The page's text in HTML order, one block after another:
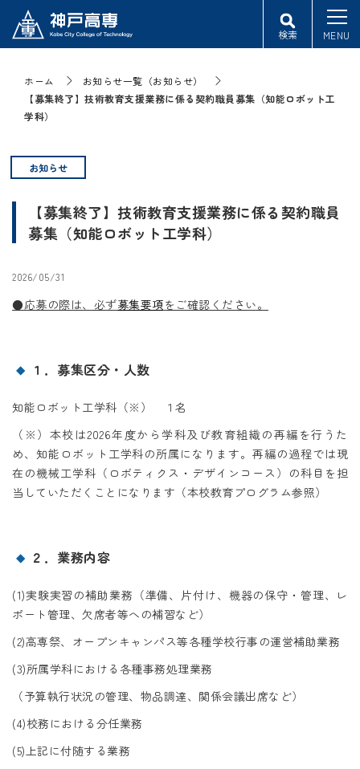
検索 MENU
ホーム
お知らせ一覧（お知らせ）
【募集終了】技術教育支援業務に係る契約職員募集（知能ロボット工
学科）
【募集終了】技術教育支援業務に係る契約職員
募集（知能ロボット工学科）
お知らせ
2026/05/31
●応募の際は、必ず募集要項をご確認ください。
１．募集区分・人数
知能ロボット工学科（※） １名
（※）本校は2026年度から学科及び教育組織の再編を行うた
め、知能ロボット工学科の所属になります。再編の過程では現
在の機械工学科（ロボティクス・デザインコース）の科目を担
当していただくことになります（本校教育プログラム参照）
２．業務内容
(1)実験実習の補助業務（準備、片付け、機器の保守・管理、レ
ポート管理、欠席者等への補習など）
(2)高専祭、オープンキャンパス等各種学校行事の運営補助業務
(3)所属学科における各種事務処理業務
（予算執行状況の管理、物品調達、関係会議出席など）
(4)校務における分任業務
(5)上記に付随する業務